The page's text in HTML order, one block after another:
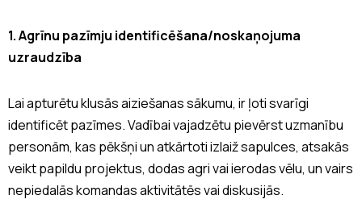
1. Agrīnu pazīmju identificēšana/noskaņojuma
uzraudzība
Lai apturētu klusās aiziešanas sākumu, ir ļoti svarīgi
identificēt pazīmes. Vadībai vajadzētu pievērst uzmanību
personām, kas pēkšņi un atkārtoti izlaiž sapulces, atsakās
veikt papildu projektus, dodas agri vai ierodas vēlu, un vairs
nepiedalās komandas aktivitātēs vai diskusijās.